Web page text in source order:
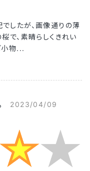
したが、画像通りの薄
で、素晴らしくきれい
小物...
2023/04/09